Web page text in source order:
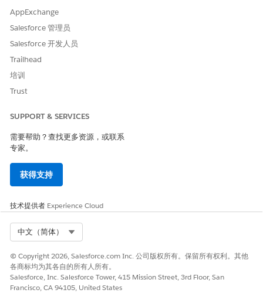
AppExchange
Salesforce 管理员
Salesforce 开发人员
Trailhead
培训
Trust
SUPPORT & SERVICES
需要帮助？查找更多资源，或联系
专家。
获得支持
技术提供者 Experience Cloud
中文（简体）
© Copyright 2026, Salesforce.com Inc. 公司版权所有。保留所有权利。其他
各商标均为其各自的所有人所有。
Salesforce, Inc. Salesforce Tower, 415 Mission Street, 3rd Floor, San
Francisco, CA 94105, United States